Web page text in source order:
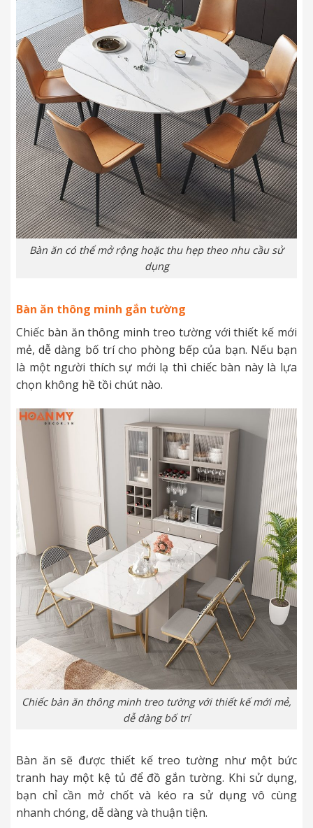
Bàn ăn có thể mở rộng hoặc thu hẹp theo nhu cầu sử
dụng
Bàn ăn thông minh gắn tường
Chiếc bàn ăn thông minh treo tường với thiết kế mới
mẻ, dễ dàng bố trí cho phòng bếp của bạn. Nếu bạn
là một người thích sự mới lạ thì chiếc bàn này là lựa
chọn không hề tồi chút nào.
Chiếc bàn ăn thông minh treo tường với thiết kế mới mẻ,
dễ dàng bố trí
Bàn ăn sẽ được thiết kế treo tường như một bức
tranh hay một kệ tủ để đồ gắn tường. Khi sử dụng,
bạn chỉ cần mở chốt và kéo ra sử dụng vô cùng
nhanh chóng, dễ dàng và thuận tiện.